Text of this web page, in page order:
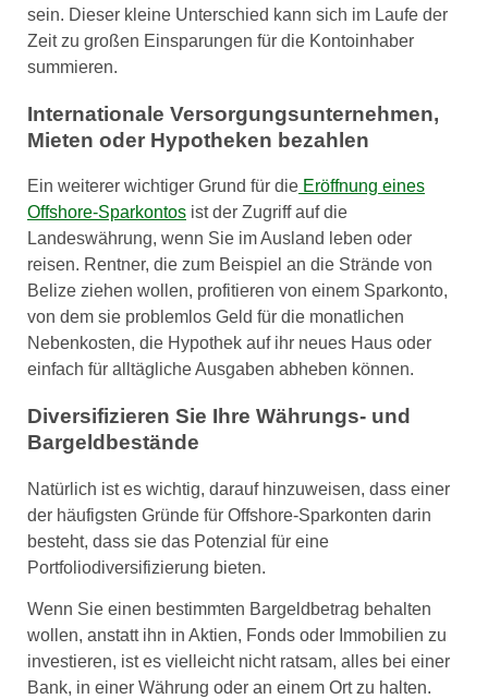
sein. Dieser kleine Unterschied kann sich im Laufe der
Zeit zu großen Einsparungen für die Kontoinhaber
summieren.
Internationale Versorgungsunternehmen,
Mieten oder Hypotheken bezahlen
Ein weiterer wichtiger Grund für die Eröffnung eines
Offshore-Sparkontos ist der Zugriff auf die
Landeswährung, wenn Sie im Ausland leben oder
reisen. Rentner, die zum Beispiel an die Strände von
Belize ziehen wollen, profitieren von einem Sparkonto,
von dem sie problemlos Geld für die monatlichen
Nebenkosten, die Hypothek auf ihr neues Haus oder
einfach für alltägliche Ausgaben abheben können.
Diversifizieren Sie Ihre Währungs- und
Bargeldbestände
Natürlich ist es wichtig, darauf hinzuweisen, dass einer
der häufigsten Gründe für Offshore-Sparkonten darin
besteht, dass sie das Potenzial für eine
Portfoliodiversifizierung bieten.
Wenn Sie einen bestimmten Bargeldbetrag behalten
wollen, anstatt ihn in Aktien, Fonds oder Immobilien zu
investieren, ist es vielleicht nicht ratsam, alles bei einer
Bank, in einer Währung oder an einem Ort zu halten.